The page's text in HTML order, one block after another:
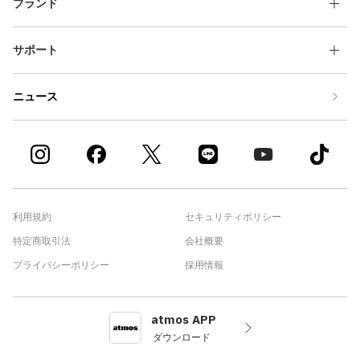
ブランド
サポート
ニュース
利用規約
特定商取引法
プライバシーポリシー
セキュリティポリシー
会社概要
採用情報
atmos APP
ダウンロード